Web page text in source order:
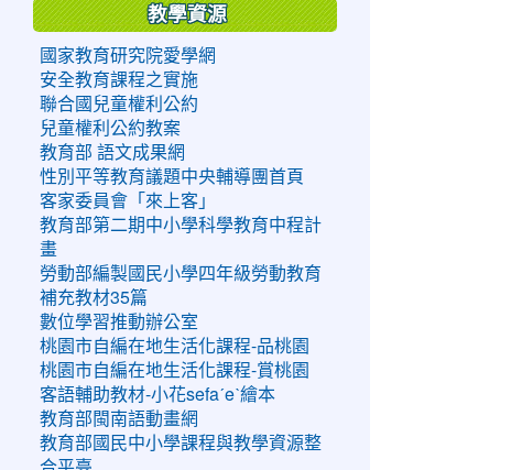
教學資源
國家教育研究院愛學網
安全教育課程之實施
聯合國兒童權利公約
兒童權利公約教案
教育部 語文成果網
性別平等教育議題中央輔導團首頁
客家委員會「來上客」
教育部第二期中小學科學教育中程計
畫
勞動部編製國民小學四年級勞動教育
補充教材35篇
數位學習推動辦公室
桃園市自編在地生活化課程-品桃園
桃園市自編在地生活化課程-賞桃園
客語輔助教材-小花sefaˊeˋ繪本
教育部閩南語動畫網
教育部國民中小學課程與教學資源整